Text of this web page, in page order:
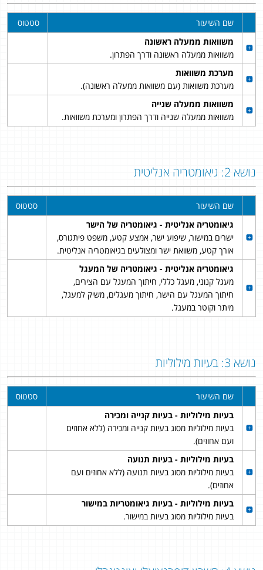
שם השיעור
סטטוס
משוואות ממעלה ראשונה
משוואות ממעלה ראשונה ודרך הפתרון.
מערכת משוואות
מערכת משוואות (עם משוואות ממעלה ראשונה).
משוואות ממעלה שנייה
משוואות ממעלה שנייה ודרך הפתרון ומערכת משוואות.
נושא 2: גיאומטריה אנליטית
שם השיעור
סטטוס
גיאומטריה אנליטית - גיאומטריה של הישר
ישרים במישור, שיפוע ישר, אמצע קטע, משפט פיתגורס,
אורך קטע, משוואת ישר ומצולעים בגיאומטריה אנליטית.
גיאומטריה אנליטית - גיאומטריה של המעגל
מעגל קנוני, מעגל כללי, חיתוך המעגל עם הצירים,
חיתוך המעגל עם הישר, חיתוך מעגלים, משיק למעגל,
מיתר וקוטר במעגל.
נושא 3: בעיות מילוליות
שם השיעור
סטטוס
בעיות מילוליות - בעיות קנייה ומכירה
בעיות מילוליות מסוג בעיות קנייה ומכירה (ללא אחוזים
ועם אחוזים).
בעיות מילוליות - בעיות תנועה
בעיות מילוליות מסוג בעיות תנועה (ללא אחוזים ועם
אחוזים).
בעיות מילוליות - בעיות גיאומטריות במישור
בעיות מילוליות מסוג בעיות במישור.